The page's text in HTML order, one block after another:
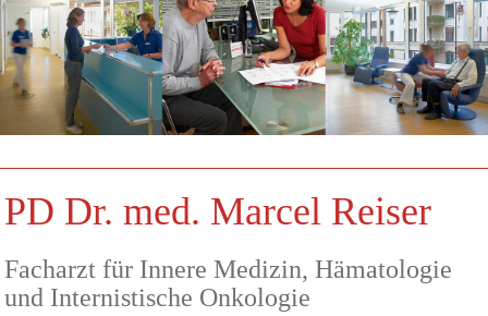
PD Dr. med. Marcel Reiser
Facharzt für Innere Medizin, Hämatologie
und Internistische Onkologie